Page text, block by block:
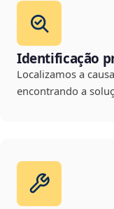
Identificação
Localizamos a
encontrando a